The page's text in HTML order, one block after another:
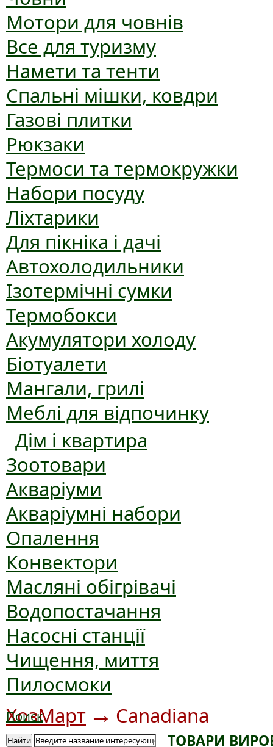
Мотори для човнів
Все для туризму
Намети та тенти
Спальні мішки, ковдри
Газові плитки
Рюкзаки
Термоси та термокружки
Набори посуду
Ліхтарики
Для пікніка і дачі
Автохолодильники
Ізотермічні сумки
Термобокси
Акумулятори холоду
Біотуалети
Мангали, грилі
Меблі для відпочинку
Дім і квартира
Зоотовари
Акваріуми
Акваріумні набори
Опалення
Конвектори
Масляні обігрівачі
Водопостачання
Насосні станції
Чищення, миття
Пилосмоки
Поиск
Найти
ХозМарт → Canadiana
ТОВАРИ